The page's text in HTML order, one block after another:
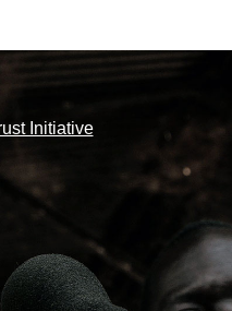
Initiative